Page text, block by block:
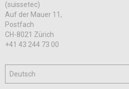
(suissetec)
Auf der Mauer 11,
Postfach
CH-8021 Zürich
+41 43 244 73 00